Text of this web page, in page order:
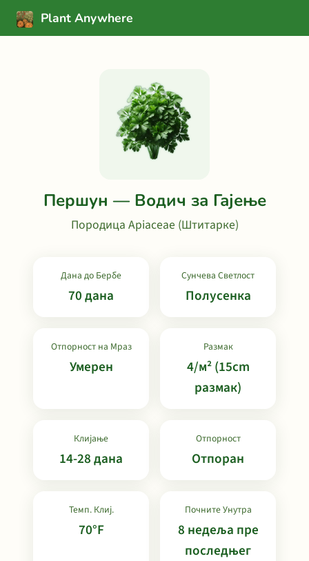
Plant Anywhere
Першун — Водич за Гајење
Породица Apiaceae (Штитарке)
Дана до Бербе
70 дана
Сунчева Светлост
Полусенка
Отпорност на Мраз
Умерен
Размак
4/м² (15cm
размак)
Клијање
14-28 дана
Отпорност
Отпоран
Темп. Клиј.
70°F
Почните Унутра
8 недеља пре
последњег